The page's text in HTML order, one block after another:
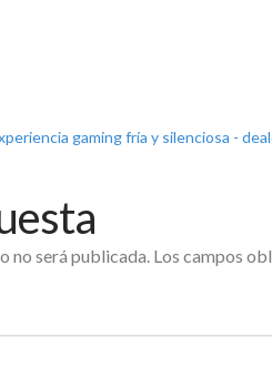
gaming fría y silenciosa -
no será publicada. Los campos